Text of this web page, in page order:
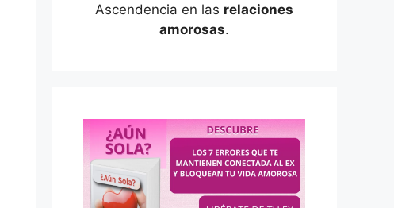
Ascendencia en las relaciones
amorosas.